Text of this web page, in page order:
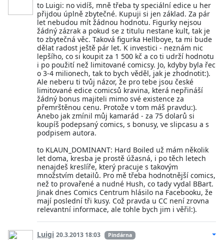
to Luigi: no vidíš, mně třeba ty speciální edice u her
přijdou úplně zbytečné. Kupuji si jen základ. Za pár
let nebudou mít žádnou hodnotu. Figurky nejsou
žádný zázrak a pokud se z titulu nestane kult, tak je
to zbytečná věc. Taková figurka Hellboye, ta mi bude
dělat radost ještě pár let. K investici - neznám nic
lepšího, co si koupit za 1 500 kč a co ti udrží hodnotu
i po použití než limitované comicsy. Jo, kdyby byla řec
o 3-4 milionech, tak to bych věděl, jak je zhodnotit:).
Ale neberu ti tvůj názor, že pro tebe jsou české
limitované edice comicsů kravina, která nepřináší
žádný bonus majiteli mimo své existence za
přemrštěnou cenu. Protože v tom máš pravdu:).
Anebo jak zmínil můj kamarád - za 75 dolarů si
koupíš podepsaný comics, s bonusy, ve slipcasu a s
podpisem autora.
to KLAUN_DOMINANT: Hard Boiled už mám několik
let doma, kresba je prostě úžasná, i po těch letech
nenajdeš kreslíře, který pracuje s takovým
množstvím detailů. Pro mě třeba hodnotnější comics,
než to provařené a nudné Hush, co tady vydal BBart.
Jinak dnes Comics Centrum hlásilo na Facebooku, že
mají poslední tři kusy. Což pravda u CC není zrovna
relevantní informace, ale tohle bych jim i věřil:).
Luigi 20.3.2013 18:03 Pindárna